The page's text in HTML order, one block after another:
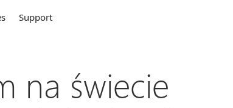
Support
na świecie